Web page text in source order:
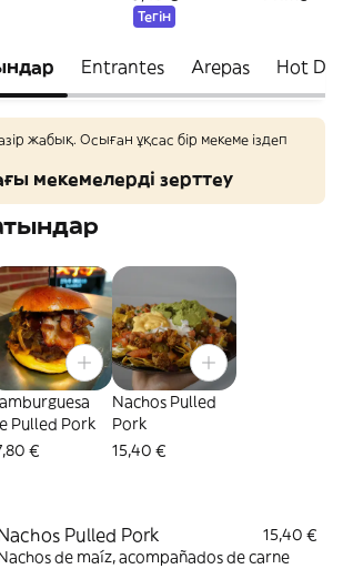
Тегін
Entrantes Arepas Hot
жабық. Осыған ұқсас бір мекеме іздеп
мекемелерді зерттеу
Pulled Pork
€
Nachos Pulled
Pork
15,40 €
Pulled Pork
15,40 €
de maíz, acompañados de carne